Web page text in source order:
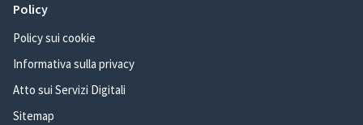
Policy
Policy sui cookie
Informativa sulla privacy
Atto sui Servizi Digitali
Sitemap